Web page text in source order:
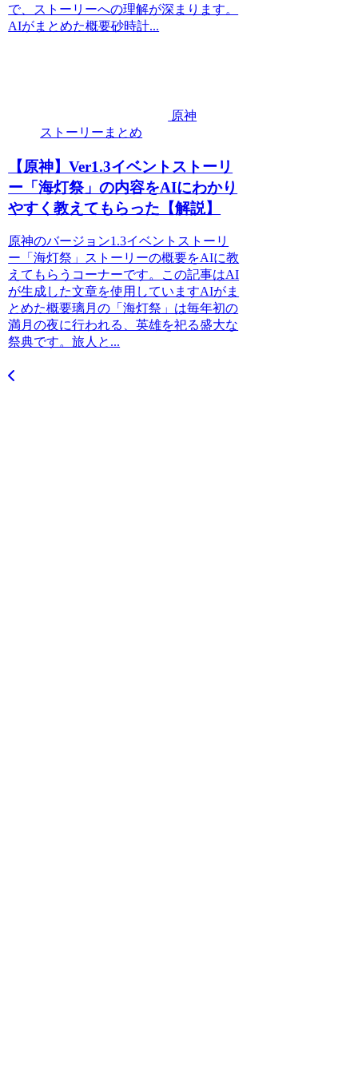
で、ストーリーへの理解が深まります。
AIがまとめた概要砂時計...
原神
ストーリーまとめ
【原神】Ver1.3イベントストーリ
ー「海灯祭」の内容をAIにわかり
やすく教えてもらった【解説】
原神のバージョン1.3イベントストーリ
ー「海灯祭」ストーリーの概要をAIに教
えてもらうコーナーです。この記事はAI
が生成した文章を使用していますAIがま
とめた概要璃月の「海灯祭」は毎年初の
満月の夜に行われる、英雄を祀る盛大な
祭典です。旅人と...